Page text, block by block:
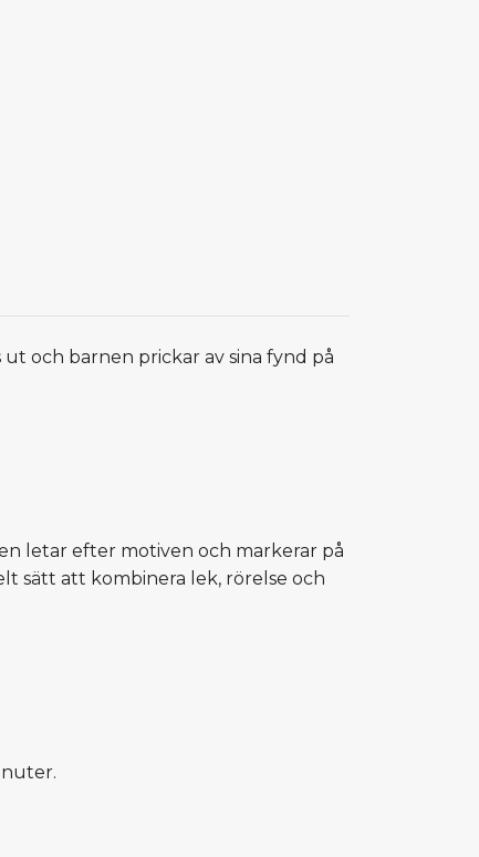
och barnen prickar av sina fynd på
letar efter motiven och markerar på
sätt att kombinera lek, rörelse och